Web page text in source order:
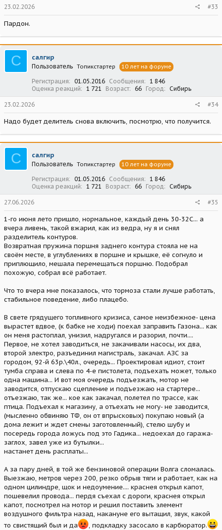
23.02.2026 #33
Пардон.
С салгир
Пользователь Топикстартер 10 лет на форуме
Регистрация 01.05.2016 Сообщения
1 846
Оценка реакций
1 721 Возраст 66 Город Сибирь
23.02.2026 #34
Надо будет делитель снова включить, посмотрю, что получится.
С салгир
Пользователь Топикстартер 10 лет на форуме
Регистрация 01.05.2016 Сообщения
1 846
Оценка реакций
1 721 Возраст 66 Город Сибирь
27.06.2026 #35
1-го июня лето пришло, нормальное, каждый день 30-32С... а
вчера ливень, такой вжарил, как из ведра, ну я и снял
разделитель контуров.
Возвратная пружина поршня заднего контура стояла не на
своём месте, в углублениях в поршне и крышке, её согнуло и
приплющило, мешала перемещаться поршню. Подобрал
похожую, собрал всё работает.
Что то вчера мне показалось, что тормоза стали лучше работать,
стабильное поведение, либо плацебо.
В свете грядущего топливного кризиса, самое неизбежное- цена
вырастет вдвое, (к бабке не ходи) поехал заправить Газона... как
он меня растоплал, унизил, надругался и разорил, почти....
Первое, не хотел заводиться, не закачивали насосы, их два,
второй электро, разъединил магистраль, закачал. АЗС за
городом, 92-й 63р.\40л., очередь... Проектировал идиот, стоит
тумба справа и слева по 4-е пистолета, подъехать может, только
одна машина... И вот моя очередь подъезжать, мотор не
заводится, отпускаю сцепление и подъезжаю на стартере...
отъезжаю, так же... кое как закачал, полетел по трассе, как
птица. Подъехал к магазину, а отъехать не могу- не заводится,
(мысленно обвиняю ТФ, он от впрысковых) покупаю новый (а
дома лежит и ждет смены заготовленный), стелю шубу и
посередь города ложусь под это Гадика... недоехал до гаража-
заглох, завел уже из бутылки...
настанет день расплаты...
А за пару дней, в той же бензиновой операции Волга сломалась.
Выезжаю, метров через 200, резко обрыв тяги и работает, как на
одном цилиндре, щок и недоумение.... краснея открыл капот,
пошевелил провода... пердя съехал с дороги, краснея открыл
капот, посмотрел на мотор и решил поставить элемент
воздушного фильтра назад, накануне его вытащил, звук, какой
то свистящий был и да
, подкладку засосало в карбюратор.